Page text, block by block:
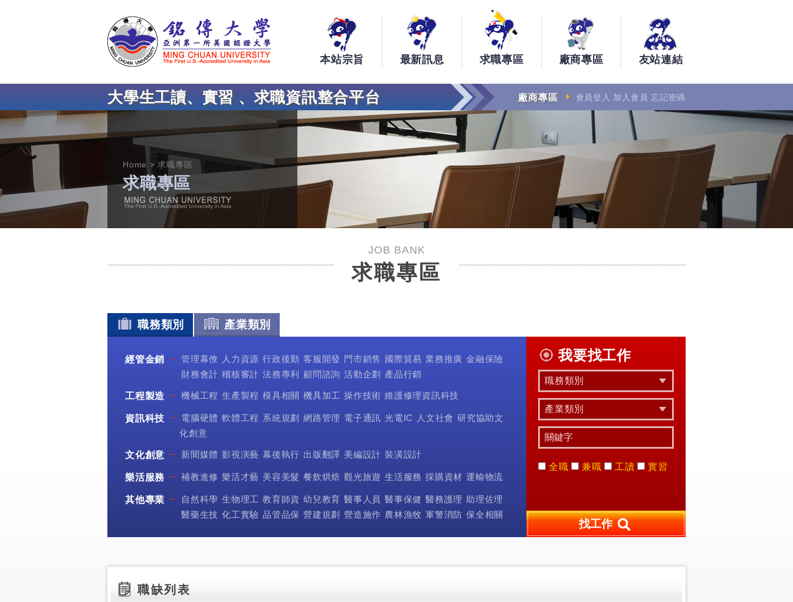
銘傳大學大學生工讀、實習、求職資訊整合平台
本站宗旨 最新訊息 求職專區 廠商專區 友站連結
大學生工讀、實習 、求職資訊整合平台 廠商專區 會員登入 加入會員 忘記密碼
Home 求職專區
求職專區
JOB BANK
求職專區
我要找工作
職務類別
產業類別
全職 兼職 工讀 實習
找工作
職務類別 產業類別
經管金銷 管理幕僚 人力資源 行政後勤 客服開發 門市銷售 國際貿易 業務推廣 金融保險
財務會計 稽核審計 法務專利 顧問諮詢 活動企劃 產品行銷
工程製造 機械工程 生產製程 模具相關 機具加工 操作技術 維護修理資訊科技
資訊科技 電腦硬體 軟體工程 系統規劃 網路管理 電子通訊 光電IC 人文社會 研究協助文
化創意
文化創意 新聞媒體 影視演藝 幕後執行 出版翻譯 美編設計 裝潢設計
樂活服務 補教進修 樂活才藝 美容美髮 餐飲烘焙 觀光旅遊 生活服務 採購資材 運輸物流
其他專業 自然科學 生物理工 教育師資 幼兒教育 醫事人員 醫事保健 醫務護理 助理佐理
醫藥生技 化工實驗 品管品保 營建規劃 營造施作 農林漁牧 軍警消防 保全相關
職缺列表